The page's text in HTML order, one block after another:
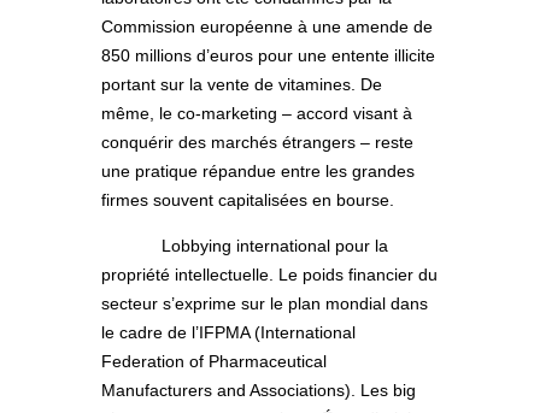
Commission européenne à une amende de
850 millions d’euros pour une entente illicite
portant sur la vente de vitamines. De
même, le co-marketing – accord visant à
conquérir des marchés étrangers – reste
une pratique répandue entre les grandes
firmes souvent capitalisées en bourse.
Lobbying international pour la
propriété intellectuelle. Le poids financier du
secteur s’exprime sur le plan mondial dans
le cadre de l’IFPMA (International
Federation of Pharmaceutical
Manufacturers and Associations). Les big